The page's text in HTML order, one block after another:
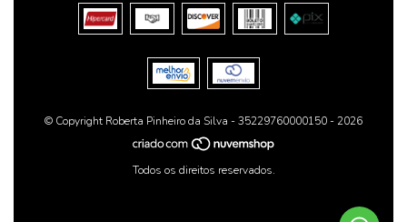
© Copyright Roberta Pinheiro da Silva - 35229760000150 - 2026
Todos os direitos reservados.